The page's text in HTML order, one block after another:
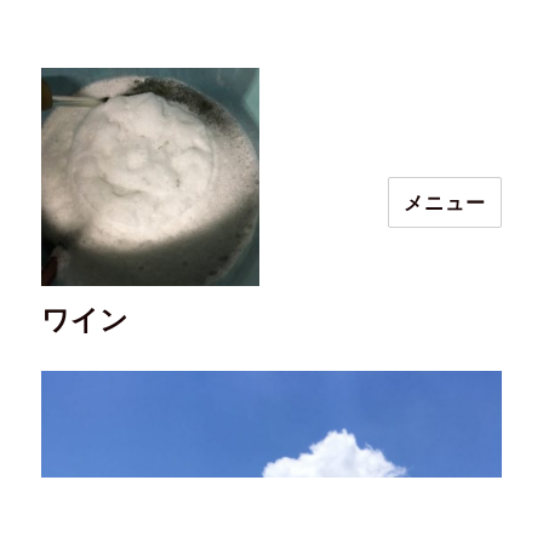
ワイン
メニュー